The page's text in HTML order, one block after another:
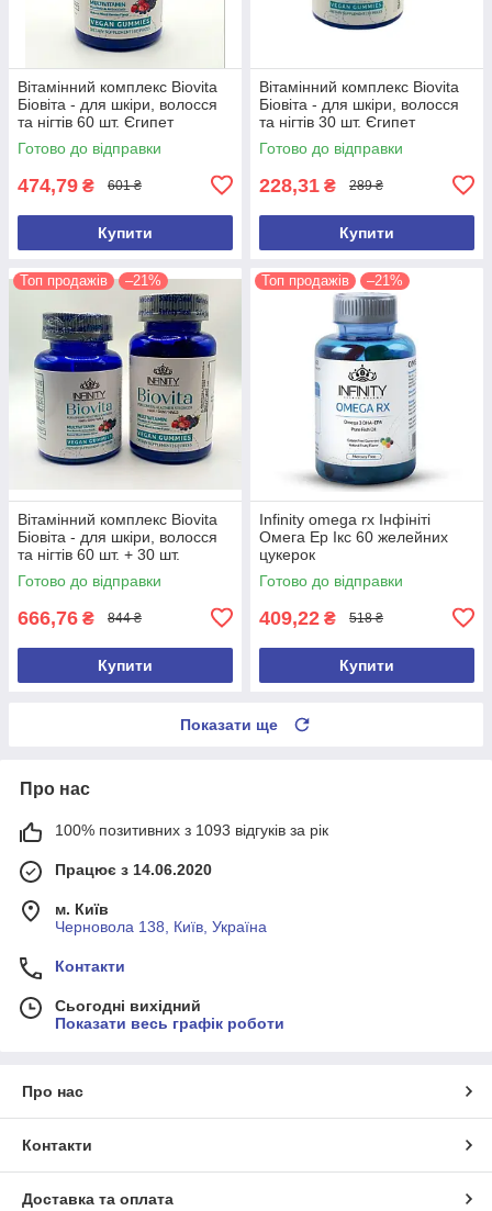
Вітамінний комплекс Biovita
Біовіта - для шкіри, волосся
та нігтів 60 шт. Єгипет
Оригінал
Готово до відправки
474,79 ₴ 601 ₴
Купити
Вітамінний комплекс Biovita
Біовіта - для шкіри, волосся
та нігтів 30 шт. Єгипет
Оригінал
Готово до відправки
228,31 ₴ 289 ₴
Купити
Топ продажів –21%
Вітамінний комплекс Biovita
Біовіта - для шкіри, волосся
та нігтів 60 шт. + 30 шт.
Єгипет Оригінал
Готово до відправки
666,76 ₴ 844 ₴
Купити
Топ продажів –21%
Infinity omega rx Інфініті
Омега Ер Ікс 60 желейних
цукерок
Готово до відправки
409,22 ₴ 518 ₴
Купити
Показати ще
Про нас
100% позитивних з 1093 відгуків за рік
Працює з 14.06.2020
м. Київ
Черновола 138, Київ, Україна
Контакти
Сьогодні вихідний
Показати весь графік роботи
Про нас
Контакти
Доставка та оплата